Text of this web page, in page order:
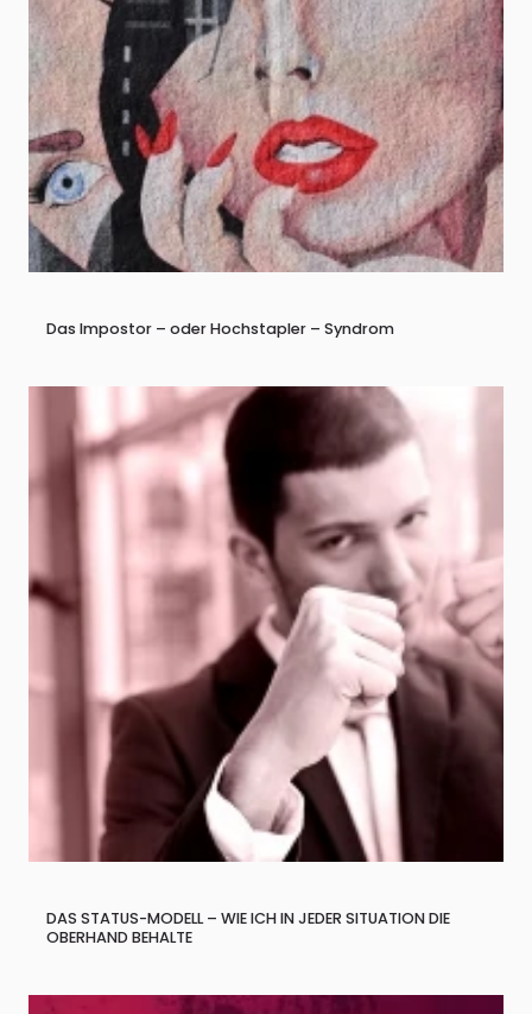
Das Impostor – oder Hochstapler – Syndrom
DAS STATUS-MODELL – WIE ICH IN JEDER SITUATION DIE
OBERHAND BEHALTE